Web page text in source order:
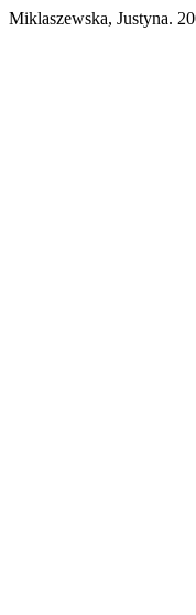
Miklaszewska, Justyna.